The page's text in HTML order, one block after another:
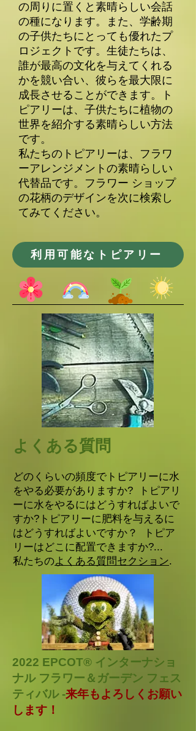
の周りに置くと素晴らしい会話
の種になります。また、学齢期
の子供たちにとっても優れたプ
ロジェクトです。生徒たちは、
誰が最高の文化を与えてくれる
かを競い合い、彼らを最大限に
成長させることができます。ト
ピアリーは、子供たちに植物の
世界を紹介する素晴らしい方法
です。
私たちのトピアリーは、フラワ
ーアレンジメントの素晴らしい
代替品です。フラワー ショップ
の花柄のデザインを次に検索し
てみてください。
利用可能なトピアリー
​よくある質問
どのくらいの頻度でトピアリーに水
をやる必要がありますか? トピアリ
ーに水をやるにはどうすればよいで
すか?トピアリーに肥料を与えるに
はどうすればよいですか？ トピア
リーはどこに配置できますか?...
私たちのよくある質問セクション.
2022 EPCOT® インターナショ
ナル フラワー＆ガーデン フェス
ティバル -来年もよろしくお願い
します！